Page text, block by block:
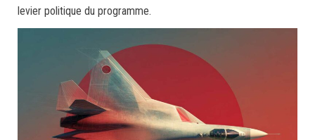
levier politique du programme.